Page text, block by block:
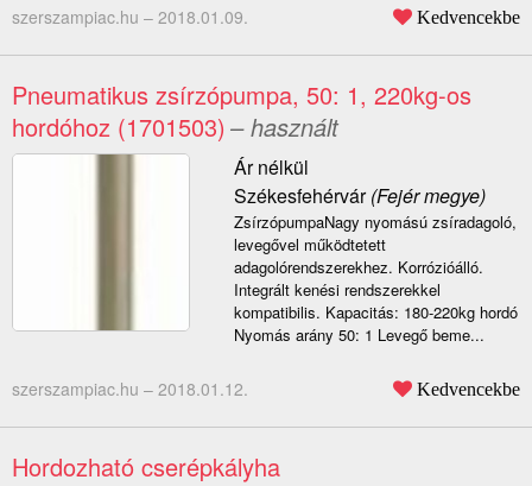
szerszampiac.hu – 2018.01.09. Kedvencekbe
Pneumatikus zsírzópumpa, 50: 1, 220kg-os
hordóhoz (1701503) – használt
Ár nélkül
Székesfehérvár(Fejér megye)
ZsírzópumpaNagy nyomású zsíradagoló,
levegővel működtetett
adagolórendszerekhez. Korrózióálló.
Integrált kenési rendszerekkel
kompatibilis. Kapacitás: 180-220kg hordó
Nyomás arány 50: 1 Levegő beme...
szerszampiac.hu – 2018.01.12. Kedvencekbe
Hordozható cserépkályha